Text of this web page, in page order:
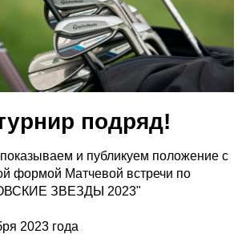
подряд!
и публикуем положение с
формой Матчевой встречи по
ЗВЕЗДЫ 2023"
2023 года